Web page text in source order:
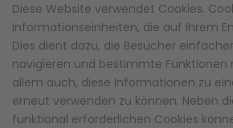
Diese Website verwendet Cookies.
Informationseinheiten, die auf Ihrem
Dies dient dazu, die Besucher
navigieren und bestimmte Funktionen
allem auch, diese Informationen zu
erneut verwenden zu können. Neben
funktional erforderlichen Cookies